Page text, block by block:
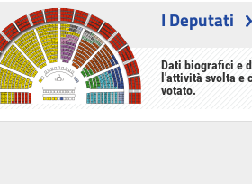
I Deputati
Dati biografici e
l'attività svolta e
votato.